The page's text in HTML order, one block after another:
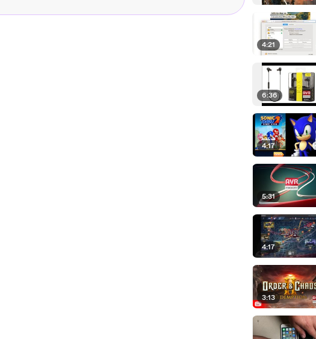
4:21
6:36
4:17
5:31
4:17
3:13